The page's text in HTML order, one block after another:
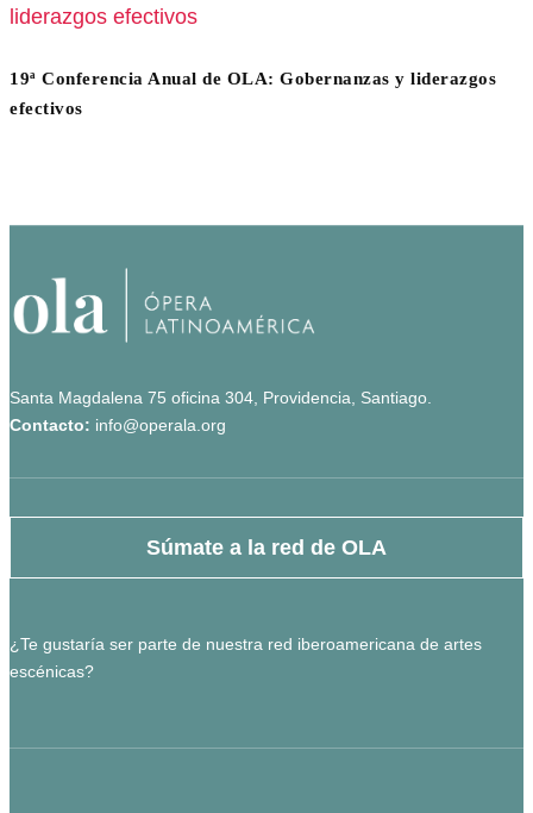
19ª Conferencia Anual de OLA: Gobernanzas y liderazgos
efectivos
Santa Magdalena 75 oficina 304, Providencia, Santiago.
Contacto: info@operala.org
Súmate a la red de OLA
¿Te gustaría ser parte de nuestra red iberoamericana de artes
escénicas?